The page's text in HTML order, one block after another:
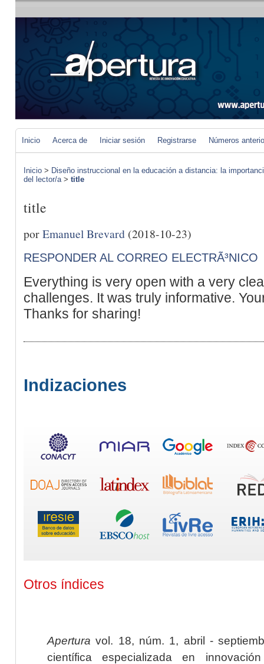
Inicio Acerca de Iniciar sesión Registrarse Números
Inicio > Diseño instruccional en la educación a distancia: la
del lector/a> title
title
porEmanuel Brevard (2018-10-23)
RESPONDER AL CORREO ELECTRÃ³NICO
Everything is very open with a very
challenges. It was truly informative.
Thanks for sharing!
Indizaciones
Otros índices
Apertura vol. 18, núm. 1, abril -
científica especializada en